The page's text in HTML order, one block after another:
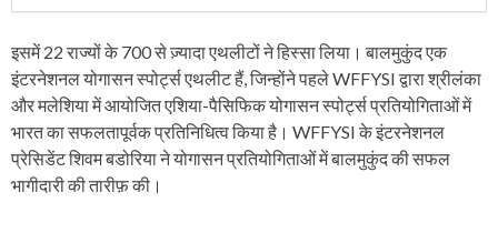
इसमें 22 राज्यों के 700 से ज़्यादा एथलीटों ने हिस्सा लिया। बालमुकुंद एक
इंटरनेशनल योगासन स्पोर्ट्स एथलीट हैं, जिन्होंने पहले WFFYSI द्वारा श्रीलंका
और मलेशिया में आयोजित एशिया-पैसिफिक योगासन स्पोर्ट्स प्रतियोगिताओं में
भारत का सफलतापूर्वक प्रतिनिधित्व किया है। WFFYSI के इंटरनेशनल
प्रेसिडेंट शिवम बडोरिया ने योगासन प्रतियोगिताओं में बालमुकुंद की सफल
भागीदारी की तारीफ़ की।